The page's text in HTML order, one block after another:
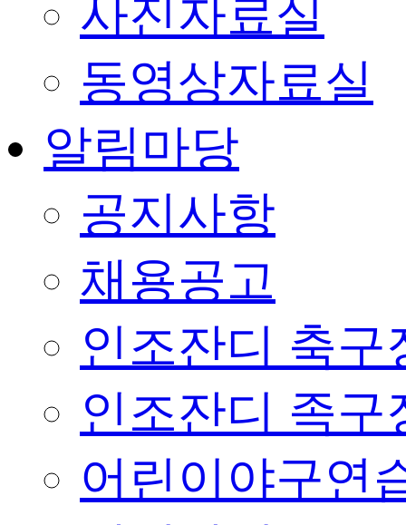
사진자료실
동영상자료실
알림마당
공지사항
채용공고
인조잔디 축구
인조잔디 족구
어린이야구연